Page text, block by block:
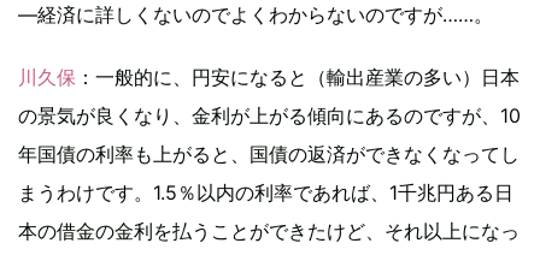
―経済に詳しくないのでよくわからないのですが……。
川久保 ：一般的に、円安になると（輸出産業の多い）日本
の景気が良くなり、金利が上がる傾向にあるのですが、10
年国債の利率も上がると、国債の返済ができなくなってし
まうわけです。1.5％以内の利率であれば、1千兆円ある日
本の借金の金利を払うことができたけど、それ以上になっ